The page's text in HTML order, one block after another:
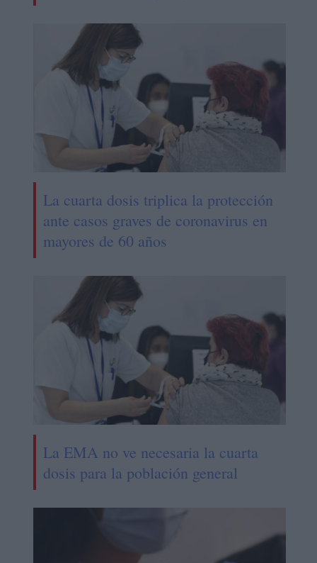
La cuarta dosis triplica la protección
ante casos graves de coronavirus en
mayores de 60 años
La EMA no ve necesaria la cuarta
dosis para la población general